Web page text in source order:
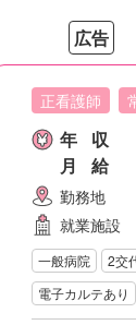
広告
正看護師
年収
月給
勤務地
就業施設
一般病院 2交
電子カルテあり